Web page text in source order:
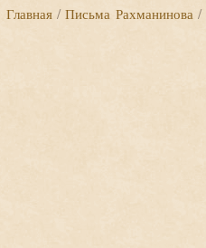
Главная /Письма Рахманинова/